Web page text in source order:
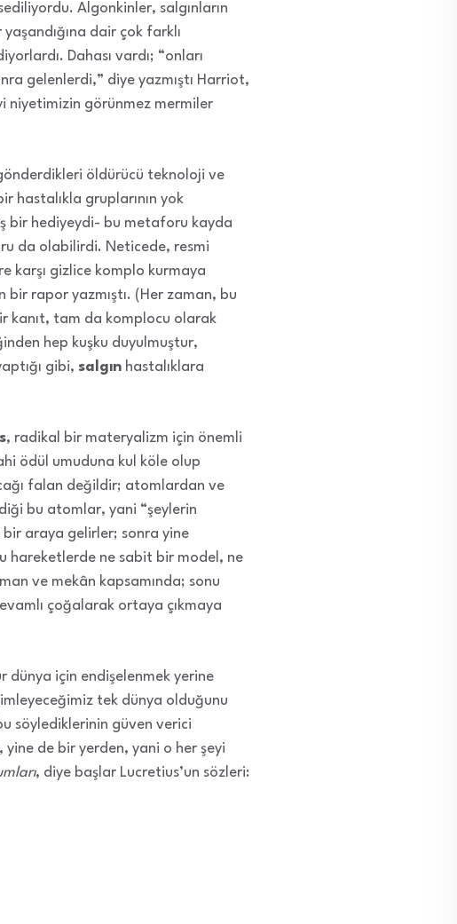
Algonkinler, salgınların
dair çok farklı
Dahası vardı; “onları
gelenlerdi,” diye yazmıştı Harriot,
niyetimizin görünmez mermiler
öldürücü teknoloji ve
hastalıkla gruplarının yok
bir hediyeydi- bu metaforu kayda
da olabilirdi. Neticede, resmi
karşı gizlice komplo kurmaya
bir rapor yazmıştı. (Her zaman, bu
kanıt, tam da komplocu olarak
hep kuşku duyulmuştur,
gibi, salgın hastalıklara
, radikal bir materyalizm için önemli
ödül umuduna kul köle olup
falan değildir; atomlardan ve
bu atomlar, yani “şeylerin
bir araya gelirler; sonra yine
hareketlerde ne sabit bir model, ne
ve mekân kapsamında; sonu
çoğalarak ortaya çıkmaya
dünya için endişelenmek yerine
tek dünya olduğunu
söylediklerinin güven verici
yine de bir yerden, yani o her şeyi
, diye başlar Lucretius’un sözleri: